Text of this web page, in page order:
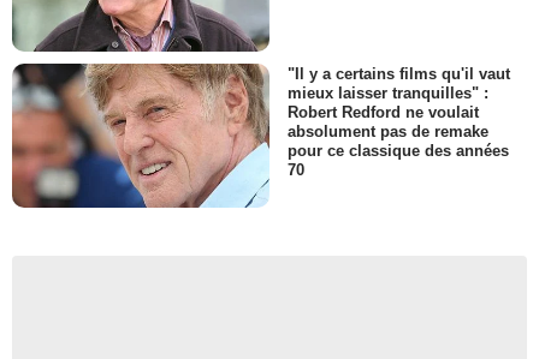
"Il y a certains films qu'il vaut
mieux laisser tranquilles" :
Robert Redford ne voulait
absolument pas de remake
pour ce classique des années
70